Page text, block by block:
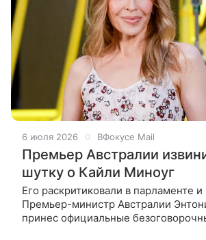
6 июля 2026 ВФокусе Mail
Премьер Австралии
шутку о Кайли Миноуг
Его раскритиковали в парламенте и
Премьер-министр Австралии
принес официальные